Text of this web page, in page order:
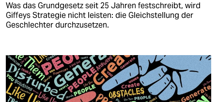
Was das Grundgesetz seit 25 Jahren festschreibt, wird
Giffeys Strategie nicht leisten: die Gleichstellung der
Geschlechter durchzusetzen.